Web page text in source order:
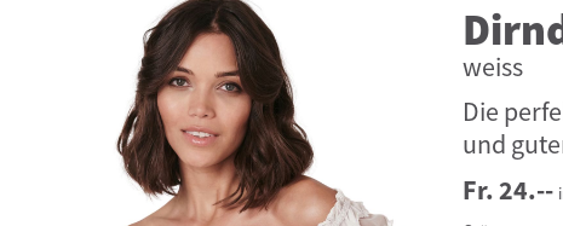
weiss
Die
und
Fr. 24.--